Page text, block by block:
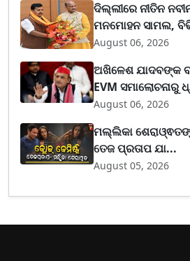
ଦିଲ୍ଲୀରେ ନୀତିନ
ମନମୋହନ ସାମଲ,
August 06, 2026
ଅଖିଳେଶ ଯାଦବଙ୍କ
EVM ସମାଲୋଚନାରୁ
August 06, 2026
ମଲ୍ଲିକା
ତେଜ ପ୍ରତାପ ଯା...
August 05, 2026